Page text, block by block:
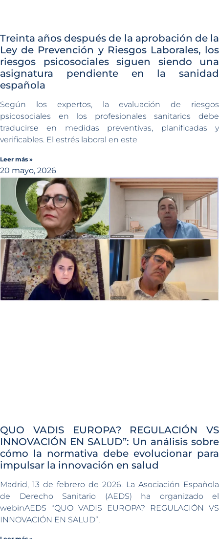
Treinta años después de la aprobación de la
Ley de Prevención y Riesgos Laborales, los
riesgos psicosociales siguen siendo una
asignatura pendiente en la sanidad
española
Según los expertos, la evaluación de riesgos
psicosociales en los profesionales sanitarios debe
traducirse en medidas preventivas, planificadas y
verificables. El estrés laboral en este
Leer más »
20 mayo, 2026
QUO VADIS EUROPA? REGULACIÓN VS
INNOVACIÓN EN SALUD”: Un análisis sobre
cómo la normativa debe evolucionar para
impulsar la innovación en salud
Madrid, 13 de febrero de 2026. La Asociación Española
de Derecho Sanitario (AEDS) ha organizado el
webinAEDS “QUO VADIS EUROPA? REGULACIÓN VS
INNOVACIÓN EN SALUD”,